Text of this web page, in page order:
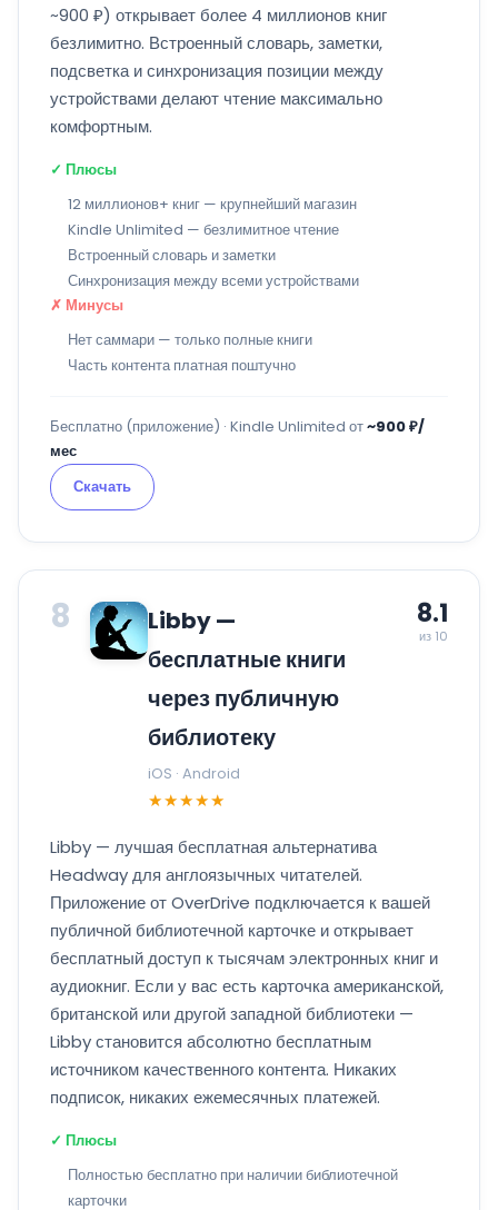
~900 ₽) открывает более 4 миллионов книг
безлимитно. Встроенный словарь, заметки,
подсветка и синхронизация позиции между
устройствами делают чтение максимально
комфортным.
✓ Плюсы
12 миллионов+ книг — крупнейший магазин
Kindle Unlimited — безлимитное чтение
Встроенный словарь и заметки
Синхронизация между всеми устройствами
✗ Минусы
Нет саммари — только полные книги
Часть контента платная поштучно
Бесплатно (приложение) · Kindle Unlimited от~900 ₽/
мес
Скачать
8
Libby —
бесплатные книги
через публичную
библиотеку
iOS · Android
★★★★★
8.1
из 10
Libby — лучшая бесплатная альтернатива
Headway для англоязычных читателей.
Приложение от OverDrive подключается к вашей
публичной библиотечной карточке и открывает
бесплатный доступ к тысячам электронных книг и
аудиокниг. Если у вас есть карточка американской,
британской или другой западной библиотеки —
Libby становится абсолютно бесплатным
источником качественного контента. Никаких
подписок, никаких ежемесячных платежей.
✓ Плюсы
Полностью бесплатно при наличии библиотечной
карточки